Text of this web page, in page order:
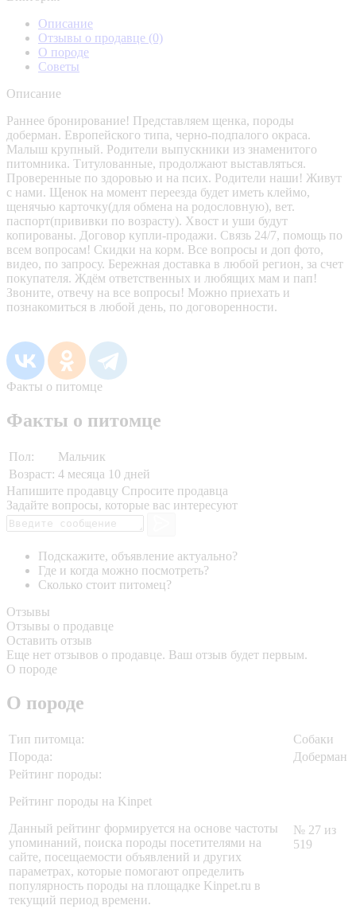
Описание
Отзывы о продавце (0)
О породе
Советы
Описание
Раннее бронирование! Представляем щенка, породы
доберман. Европейского типа, черно-подпалого окраса.
Малыш крупный. Родители выпускники из знаменитого
питомника. Титулованные, продолжают выставляться.
Проверенные по здоровью и на псих. Родители наши! Живут
с нами. Щенок на момент переезда будет иметь клеймо,
щенячью карточку(для обмена на родословную), вет.
паспорт(прививки по возрасту). Хвост и уши будут
копированы. Договор купли-продажи. Связь 24/7, помощь по
всем вопросам! Скидки на корм. Все вопросы и доп фото,
видео, по запросу. Бережная доставка в любой регион, за счет
покупателя. Ждём ответственных и любящих мам и пап!
Звоните, отвечу на все вопросы! Можно приехать и
познакомиться в любой день, по договоренности.
Факты о питомце
Факты о питомце
Пол:
Мальчик
Возраст: 4 месяца 10 дней
Напишите продавцу Спросите продавца
Задайте вопросы, которые вас интересуют
Подскажите, объявление актуально?
Где и когда можно посмотреть?
Сколько стоит питомец?
Отзывы
Отзывы о продавце
Оставить отзыв
Еще нет отзывов о продавце. Ваш отзыв будет первым.
О породе
О породе
Тип питомца:
Собаки
Порода:
Доберман
Рейтинг породы:
Рейтинг породы на Kinpet
Данный рейтинг формируется на основе частоты
упоминаний, поиска породы посетителями на
сайте, посещаемости объявлений и других
параметрах, которые помогают определить
популярность породы на площадке Kinpet.ru в
текущий период времени.
№ 27 из
519